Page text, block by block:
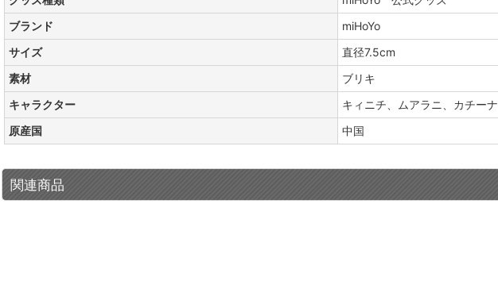
ブランド
miHoYo
サイズ
直径7.5cm
素材
ブリキ
キャラクター
キィニチ、ムアラニ、カチーナ
原産国
中国
関連商品